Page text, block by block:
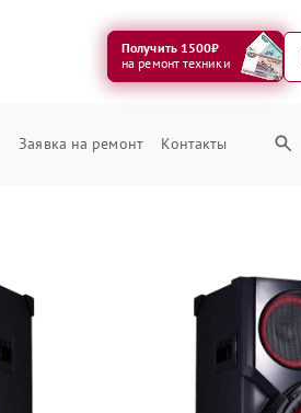
Получить 1500₽
на ремонт техники
Заявка на ремонт Контакты